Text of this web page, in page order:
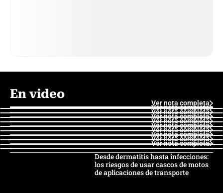
En video
Ver nota completa
Ver nota completa
Ver nota completa
Ver nota completa
Ver nota completa
Ver nota completa
Ver nota completa
Ver nota completa
Ver nota completa
Ver nota completa
Desde dermatitis hasta infecciones:
los riesgos de usar cascos de motos
de aplicaciones de transporte